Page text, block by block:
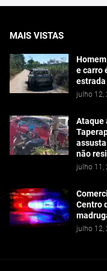
MAIS VISTAS
e carro
julho 12,
Ataque
não
julho 11,
Centro
julho 12,